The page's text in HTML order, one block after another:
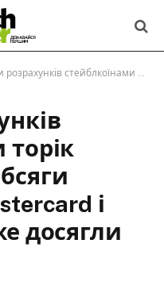
торік перевищили обсяги транзакцій Mastercard і PayPal та майже досягли рівня Visa
торік
і
досягли